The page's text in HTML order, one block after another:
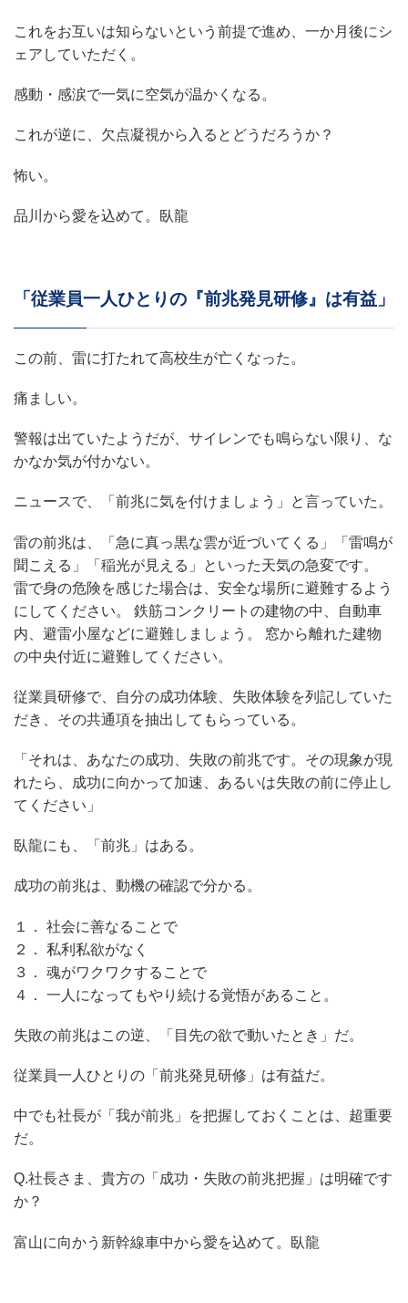
これをお互いは知らないという前提で進め、一か月後にシ
ェアしていただく。
感動・感涙で一気に空気が温かくなる。
これが逆に、欠点凝視から入るとどうだろうか？
怖い。
品川から愛を込めて。臥龍
「従業員一人ひとりの『前兆発見研修』は有益」
この前、雷に打たれて高校生が亡くなった。
痛ましい。
警報は出ていたようだが、サイレンでも鳴らない限り、な
かなか気が付かない。
ニュースで、「前兆に気を付けましょう」と言っていた。
雷の前兆は、「急に真っ黒な雲が近づいてくる」「雷鳴が
聞こえる」「稲光が見える」といった天気の急変です。
雷で身の危険を感じた場合は、安全な場所に避難するよう
にしてください。 鉄筋コンクリートの建物の中、自動車
内、避雷小屋などに避難しましょう。 窓から離れた建物
の中央付近に避難してください。
従業員研修で、自分の成功体験、失敗体験を列記していた
だき、その共通項を抽出してもらっている。
「それは、あなたの成功、失敗の前兆です。その現象が現
れたら、成功に向かって加速、あるいは失敗の前に停止し
てください」
臥龍にも、「前兆」はある。
成功の前兆は、動機の確認で分かる。
１． 社会に善なることで
２． 私利私欲がなく
３． 魂がワクワクすることで
４． 一人になってもやり続ける覚悟があること。
失敗の前兆はこの逆、「目先の欲で動いたとき」だ。
従業員一人ひとりの「前兆発見研修」は有益だ。
中でも社長が「我が前兆」を把握しておくことは、超重要
だ。
Q.社長さま、貴方の「成功・失敗の前兆把握」は明確です
か？
富山に向かう新幹線車中から愛を込めて。臥龍